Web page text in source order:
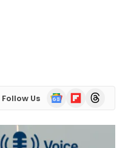
Follow Us
Google
News
FlipboardThreads